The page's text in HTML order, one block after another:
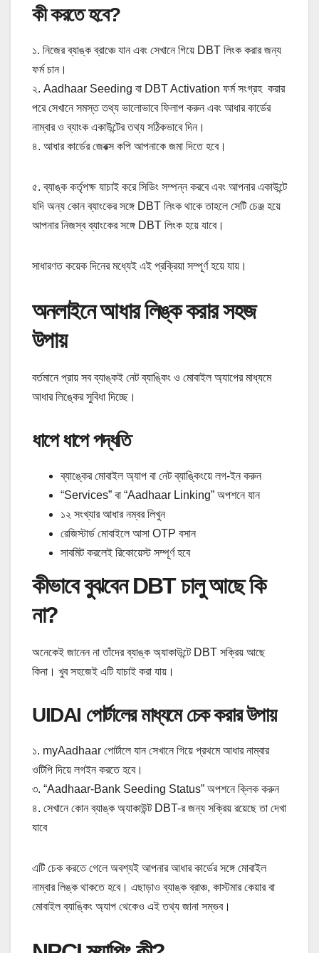
কী করতে হবে?
১. নিজের ব্যাঙ্ক ব্রাঞ্চে যান এবং সেখানে গিয়ে DBT লিংক করার জন্য
ফর্ম চান।
২. Aadhaar Seeding বা DBT Activation ফর্ম সংগ্রহ করার
পরে সেখানে সমস্ত তথ্য ভালোভাবে ফিলাপ করুন এবং আধার কার্ডের
নাম্বার ও ব্যাংক একাউন্টের তথ্য সঠিকভাবে দিন।
৪. আধার কার্ডের জেরক্স কপি আপনাকে জমা দিতে হবে।
৫. ব্যাঙ্ক কর্তৃপক্ষ যাচাই করে সিডিং সম্পন্ন করবে এবং আপনার একাউন্টে
যদি অন্য কোন ব্যাংকের সঙ্গে DBT লিংক থাকে তাহলে সেটি চেঞ্জ হয়ে
আপনার নিজস্ব ব্যাংকের সঙ্গে DBT লিংক হয়ে যাবে।
সাধারণত কয়েক দিনের মধ্যেই এই প্রক্রিয়া সম্পূর্ণ হয়ে যায়।
অনলাইনে আধার লিঙ্ক করার সহজ
উপায়
বর্তমানে প্রায় সব ব্যাঙ্কই নেট ব্যাঙ্কিং ও মোবাইল অ্যাপের মাধ্যমে
আধার লিঙ্কের সুবিধা দিচ্ছে।
ধাপে ধাপে পদ্ধতি
ব্যাঙ্কের মোবাইল অ্যাপ বা নেট ব্যাঙ্কিংয়ে লগ-ইন করুন
“Services” বা “Aadhaar Linking” অপশনে যান
১২ সংখ্যার আধার নম্বর লিখুন
রেজিস্টার্ড মোবাইলে আসা OTP বসান
সাবমিট করলেই রিকোয়েস্ট সম্পূর্ণ হবে
কীভাবে বুঝবেন DBT চালু আছে কি
না?
অনেকেই জানেন না তাঁদের ব্যাঙ্ক অ্যাকাউন্টে DBT সক্রিয় আছে
কিনা। খুব সহজেই এটি যাচাই করা যায়।
UIDAI পোর্টালের মাধ্যমে চেক করার উপায়
১. myAadhaar পোর্টালে যান সেখানে গিয়ে প্রথমে আধার নাম্বার
ওটিপি দিয়ে লগইন করতে হবে।
৩. “Aadhaar-Bank Seeding Status” অপশনে ক্লিক করুন
৪. সেখানে কোন ব্যাঙ্ক অ্যাকাউন্ট DBT-র জন্য সক্রিয় রয়েছে তা দেখা
যাবে
এটি চেক করতে গেলে অবশ্যই আপনার আধার কার্ডের সঙ্গে মোবাইল
নাম্বার লিঙ্ক থাকতে হবে। এছাড়াও ব্যাঙ্ক ব্রাঞ্চ, কাস্টমার কেয়ার বা
মোবাইল ব্যাঙ্কিং অ্যাপ থেকেও এই তথ্য জানা সম্ভব।